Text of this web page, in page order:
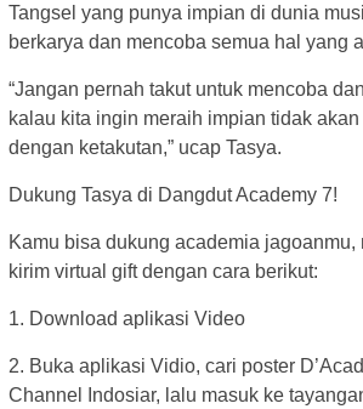
Tangsel yang punya impian di dunia
berkarya dan mencoba semua hal yang
“Jangan pernah takut untuk mencoba
kalau kita ingin meraih impian tidak
dengan ketakutan,” ucap Tasya.
Dukung Tasya di Dangdut Academy 7!
Kamu bisa dukung academia jagoanmu,
kirim virtual gift dengan cara berikut:
1. Download aplikasi Video
2. Buka aplikasi Vidio, cari poster
Channel Indosiar, lalu masuk ke